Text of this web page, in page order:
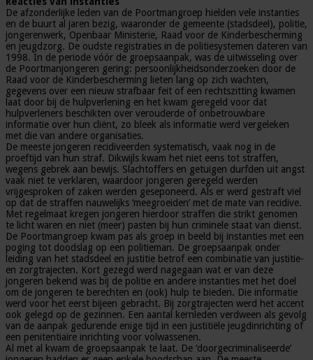
De afzonderlijke leden van de Poortmangroep hielden vele instanties
en de buurt al jaren bezig, waaronder de gemeente (stadsdeel), politie,
jongerenwerk, Openbaar Ministerie, Raad voor de Kinderbescherming
en jeugdzorg. De oudste registraties in de politiesystemen dateren van
1998. In de periode vóór de groepsaanpak, was de uitwisseling over
de Poortmanjongeren gering: persoonlijkheidsonderzoeken door de
Raad voor de Kinderbescherming lieten lang op zich wachten,
gegevens over een nieuw strafbaar feit of een rechtszitting kwamen
laat door bij de hulpverlening en het kwam geregeld voor dat
hulpverleners beschikten over verouderde of onbetrouwbare
informatie over hun cliënt, zo bleek als informatie werd vergeleken
met die van andere organisaties.
De meeste jongeren recidiveerden systematisch, vaak nog in de
proeftijd van hun straf. Dikwijls kwam het niet eens tot straffen,
wegens gebrek aan bewijs. Slachtoffers en getuigen durfden uit angst
vaak niet te verklaren, waardoor jongeren geregeld werden
vrijgesproken of zaken werden geseponeerd. Als er werd gestraft viel
op dat de straffen nauwelijks ‘meegroeiden’ met de mate van recidive.
Met regelmaat kregen jongeren hierdoor straffen die strikt genomen
te licht waren en niet (meer) pasten bij hun criminele staat van dienst.
De Poortmangroep kwam pas als groep in beeld bij instanties met een
poging tot doodslag op een politieman. De groepsaanpak onder
leiding van het stadsdeel en justitie betrof een combinatie van justitie-
en zorgtrajecten. Kort gezegd werd nagegaan wat er van deze
jongeren bekend was bij de politie en andere instanties met het doel
om de jongeren te berechten en (ook) hulp te bieden. Die informatie
werd voor het eerst bijeen gebracht. Bij zorgtrajecten werd het accent
ook gelegd op de gezinnen. Een aantal kernleden verdween als gevolg
van de aanpak gedurende enige tijd in een justitiële jeugdinrichting of
een penitentiaire inrichting voor volwassenen.
Al met al kwam de groepsaanpak te laat. De ‘doorgecriminaliseerde’